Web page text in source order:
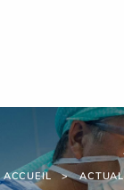
ACCUEIL